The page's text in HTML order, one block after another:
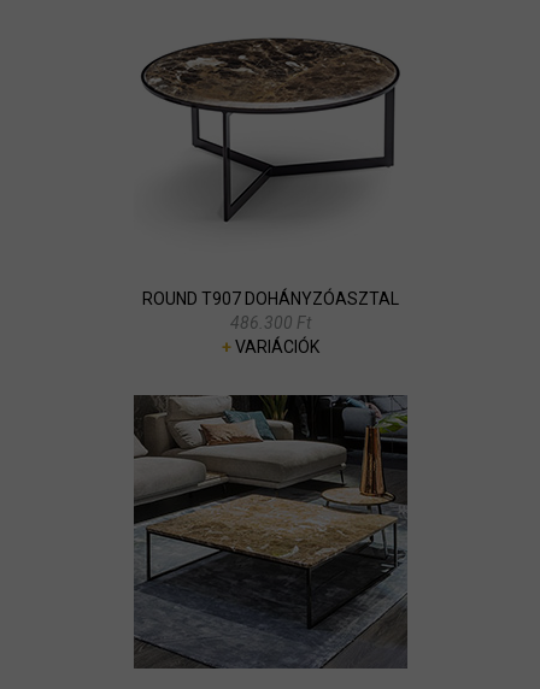
ROUND T907 DOHÁNYZÓASZTAL
486.300 Ft
+VARIÁCIÓK